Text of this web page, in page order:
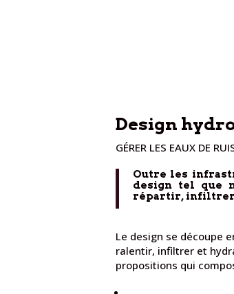
Design
GÉRER LES EAUX DE
Outre les
design tel que
répartir, infiltrer
Le design se découpe
ralentir, infiltrer et
propositions qui